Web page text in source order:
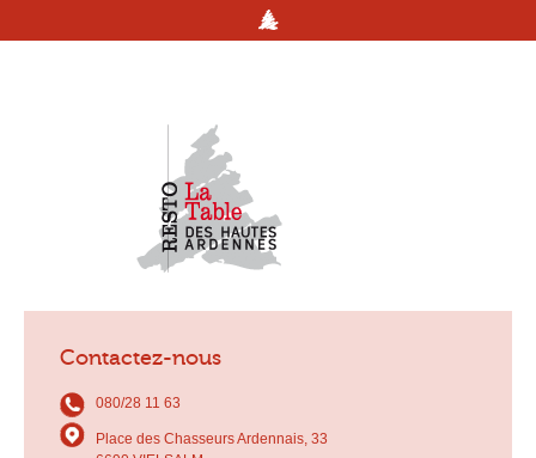
Contactez-nous
080/28 11 63
Place des Chasseurs Ardennais, 33